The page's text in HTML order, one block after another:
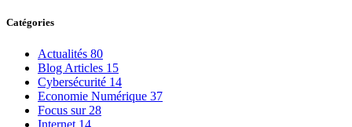
Catégories
Actualités 80
Blog Articles 15
Cybersécurité 14
Economie Numérique 37
Focus sur 28
Internet 14